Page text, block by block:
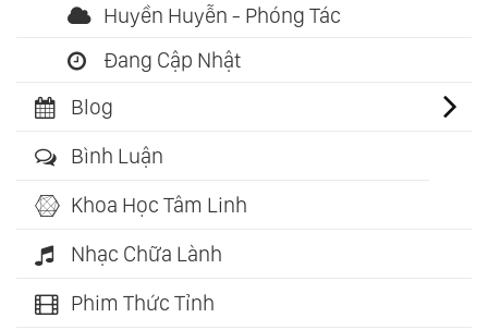
Huyền Huyễn - Phóng Tác
Đang Cập Nhật
Blog
Bình Luận
Khoa Học Tâm Linh
Nhạc Chữa Lành
Phim Thức Tỉnh